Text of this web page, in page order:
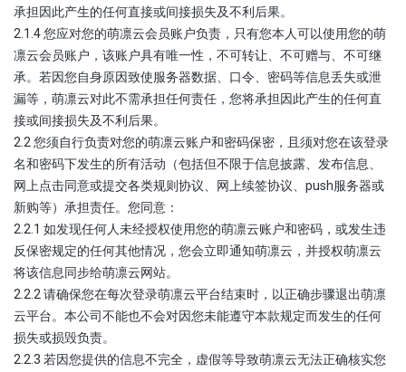
承担因此产生的任何直接或间接损失及不利后果。
2.1.4 您应对您的萌凛云会员账户负责，只有您本人可以使用您的萌
凛云会员账户，该账户具有唯一性，不可转让、不可赠与、不可继
承。若因您自身原因致使服务器数据、口令、密码等信息丢失或泄
漏等，萌凛云对此不需承担任何责任，您将承担因此产生的任何直
接或间接损失及不利后果。
2.2 您须自行负责对您的萌凛云账户和密码保密，且须对您在该登录
名和密码下发生的所有活动（包括但不限于信息披露、发布信息、
网上点击同意或提交各类规则协议、网上续签协议、push服务器或
新购等）承担责任。您同意：
2.2.1 如发现任何人未经授权使用您的萌凛云账户和密码，或发生违
反保密规定的任何其他情况，您会立即通知萌凛云，并授权萌凛云
将该信息同步给萌凛云网站。
2.2.2 请确保您在每次登录萌凛云平台结束时，以正确步骤退出萌凛
云平台。本公司不能也不会对因您未能遵守本款规定而发生的任何
损失或损毁负责。
2.2.3 若因您提供的信息不完全，虚假等导致萌凛云无法正确核实您